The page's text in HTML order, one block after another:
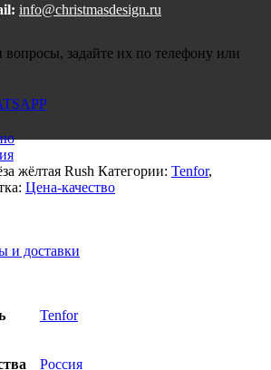
info@christmasdesign.ru
задайте их по телефону или
жёлтая Rush Категории: Tenfor,
Цена-качество
и доставки
Tenfor
Россия